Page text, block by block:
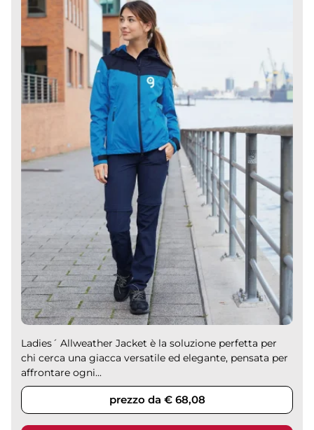
Ladies´ Allweather Jacket è la soluzione perfetta per
chi cerca una giacca versatile ed elegante, pensata per
affrontare ogni...
prezzo da € 68,08